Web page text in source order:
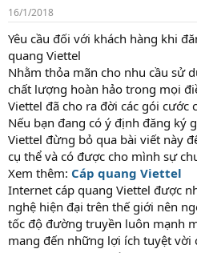
g
16/1/2018
Yêu cầu đối với khách hàng khi
quang Viettel
Nhằm thỏa mãn cho nhu cầu sử
chất lượng hoàn hảo trong mọi
Viettel đã cho ra đời các gói cước
Nếu bạn đang có ý định đăng ký
Viettel đừng bỏ qua bài viết này
cụ thể và có được cho mình sự
Xem thêm: Cáp quang Viettel
Internet cáp quang Viettel được
nghệ hiện đại trên thế giới nên
tốc độ đường truyền luôn mạnh
mang đến những lợi ích tuyệt